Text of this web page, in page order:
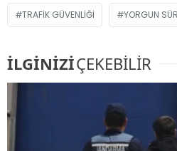
TRAFIK GÜVENLIĞI YORGUN
İLGİNİZİÇEKEBİLİR